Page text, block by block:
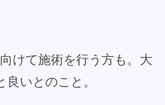
けて施術を行う方も。大
いとのこと。